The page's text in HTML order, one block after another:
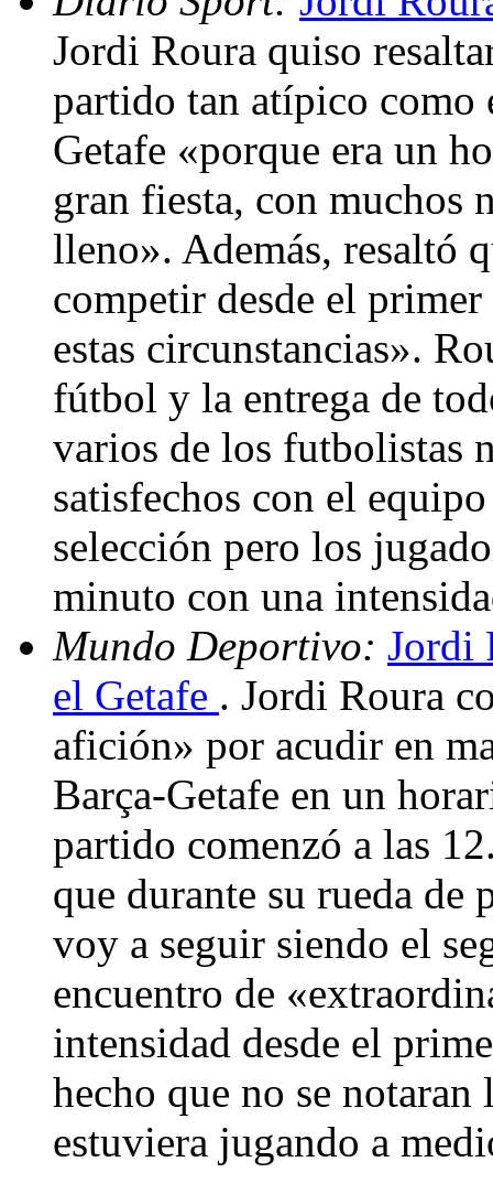
Jordi Roura quiso
partido tan atípico como
Getafe «porque era un
gran fiesta, con muchos
lleno». Además, resaltó
competir desde el
estas circunstancias».
fútbol y la entrega de
varios de los futbolistas
satisfechos con el
selección pero los
minuto con una
Mundo Deportivo: Jordi
el Getafe . Jordi Roura
afición» por acudir en
Barça-Getafe en un
partido comenzó a las
que durante su rueda de
voy a seguir siendo el
encuentro de
intensidad desde el
hecho que no se notaran
estuviera jugando a